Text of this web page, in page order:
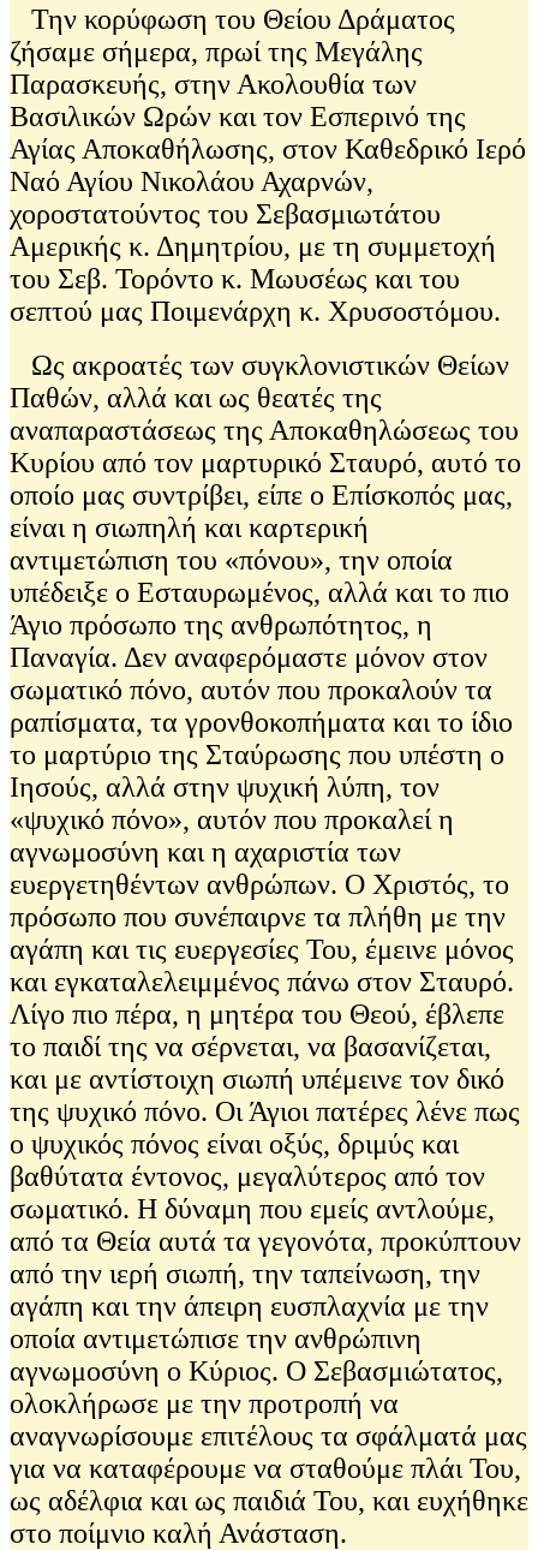
Την κορύφωση του Θείου Δράματος
ζήσαμε σήμερα, πρωί της Μεγάλης
Παρασκευής, στην Ακολουθία των
Βασιλικών Ωρών και τον Εσπερινό της
Αγίας Αποκαθήλωσης, στον Καθεδρικό Ιερό
Ναό Αγίου Νικολάου Αχαρνών,
χοροστατούντος του Σεβασμιωτάτου
Αμερικής κ. Δημητρίου, με τη συμμετοχή
του Σεβ. Τορόντο κ. Μωυσέως και του
σεπτού μας Ποιμενάρχη κ. Χρυσοστόμου.
Ως ακροατές των συγκλονιστικών Θείων
Παθών, αλλά και ως θεατές της
αναπαραστάσεως της Αποκαθηλώσεως του
Κυρίου από τον μαρτυρικό Σταυρό, αυτό το
οποίο μας συντρίβει, είπε ο Επίσκοπός μας,
είναι η σιωπηλή και καρτερική
αντιμετώπιση του «πόνου», την οποία
υπέδειξε ο Εσταυρωμένος, αλλά και το πιο
Άγιο πρόσωπο της ανθρωπότητος, η
Παναγία. Δεν αναφερόμαστε μόνον στον
σωματικό πόνο, αυτόν που προκαλούν τα
ραπίσματα, τα γρονθοκοπήματα και το ίδιο
το μαρτύριο της Σταύρωσης που υπέστη ο
Ιησούς, αλλά στην ψυχική λύπη, τον
«ψυχικό πόνο», αυτόν που προκαλεί η
αγνωμοσύνη και η αχαριστία των
ευεργετηθέντων ανθρώπων. Ο Χριστός, το
πρόσωπο που συνέπαιρνε τα πλήθη με την
αγάπη και τις ευεργεσίες Του, έμεινε μόνος
και εγκαταλελειμμένος πάνω στον Σταυρό.
Λίγο πιο πέρα, η μητέρα του Θεού, έβλεπε
το παιδί της να σέρνεται, να βασανίζεται,
και με αντίστοιχη σιωπή υπέμεινε τον δικό
της ψυχικό πόνο. Οι Άγιοι πατέρες λένε πως
ο ψυχικός πόνος είναι οξύς, δριμύς και
βαθύτατα έντονος, μεγαλύτερος από τον
σωματικό. Η δύναμη που εμείς αντλούμε,
από τα Θεία αυτά τα γεγονότα, προκύπτουν
από την ιερή σιωπή, την ταπείνωση, την
αγάπη και την άπειρη ευσπλαχνία με την
οποία αντιμετώπισε την ανθρώπινη
αγνωμοσύνη ο Κύριος. Ο Σεβασμιώτατος,
ολοκλήρωσε με την προτροπή να
αναγνωρίσουμε επιτέλους τα σφάλματά μας
για να καταφέρουμε να σταθούμε πλάι Του,
ως αδέλφια και ως παιδιά Του, και ευχήθηκε
στο ποίμνιο καλή Ανάσταση.